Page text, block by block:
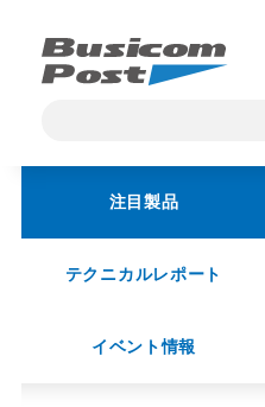
注目製品
テクニカルレポート
イベント情報